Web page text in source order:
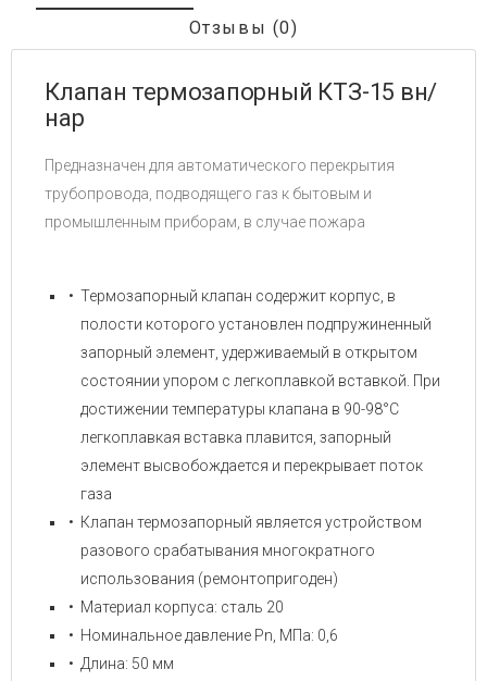
Отзывы (0)
Клапан термозапорный КТЗ-15 вн/
нар
Предназначен для автоматического перекрытия
трубопровода, подводящего газ к бытовым и
промышленным приборам, в случае пожара
Термозапорный клапан содержит корпус, в
полости которого установлен подпружиненный
запорный элемент, удерживаемый в открытом
состоянии упором с легкоплавкой вставкой. При
достижении температуры клапана в 90-98°C
легкоплавкая вставка плавится, запорный
элемент высвобождается и перекрывает поток
газа
Клапан термозапорный является устройством
разового срабатывания многократного
использования (ремонтопригоден)
Материал корпуса: сталь 20
Номинальное давление Pn, МПа: 0,6
Длина: 50 мм